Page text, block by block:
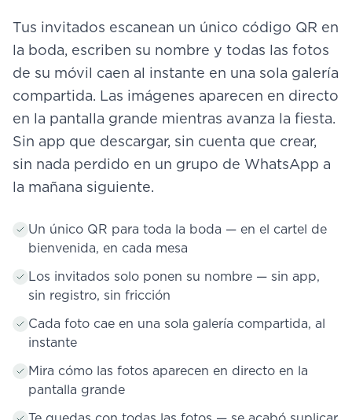
Tus invitados escanean un único código QR en
la boda, escriben su nombre y todas las fotos
de su móvil caen al instante en una sola galería
compartida. Las imágenes aparecen en directo
en la pantalla grande mientras avanza la fiesta.
Sin app que descargar, sin cuenta que crear,
sin nada perdido en un grupo de WhatsApp a
la mañana siguiente.
Un único QR para toda la boda — en el cartel de
bienvenida, en cada mesa
Los invitados solo ponen su nombre — sin app,
sin registro, sin fricción
Cada foto cae en una sola galería compartida, al
instante
Mira cómo las fotos aparecen en directo en la
pantalla grande